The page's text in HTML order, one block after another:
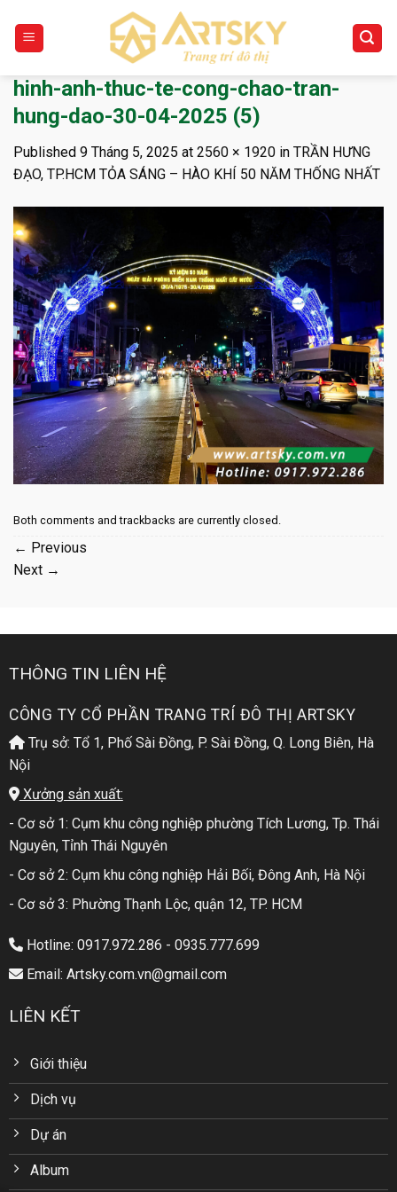
content
hinh-anh-thuc-te-cong-chao-tran-
hung-dao-30-04-2025 (5)
Published 9 Tháng 5, 2025 at 2560 × 1920 in TRẦN HƯNG
ĐẠO, TP.HCM TỎA SÁNG – HÀO KHÍ 50 NĂM THỐNG NHẤT
Both comments and trackbacks are currently closed.
← Previous
Next →
THÔNG TIN LIÊN HỆ
CÔNG TY CỔ PHẦN TRANG TRÍ ĐÔ THỊ ARTSKY
Trụ sở: Tổ 1, Phố Sài Đồng, P. Sài Đồng, Q. Long Biên, Hà
Nội
Xưởng sản xuất:
- Cơ sở 1: Cụm khu công nghiệp phường Tích Lương, Tp. Thái
Nguyên, Tỉnh Thái Nguyên
- Cơ sở 2: Cụm khu công nghiệp Hải Bối, Đông Anh, Hà Nội
- Cơ sở 3: Phường Thạnh Lộc, quận 12, TP. HCM
Hotline: 0917.972.286 - 0935.777.699
Email: Artsky.com.vn@gmail.com
LIÊN KẾT
Giới thiệu
Dịch vụ
Dự án
Album